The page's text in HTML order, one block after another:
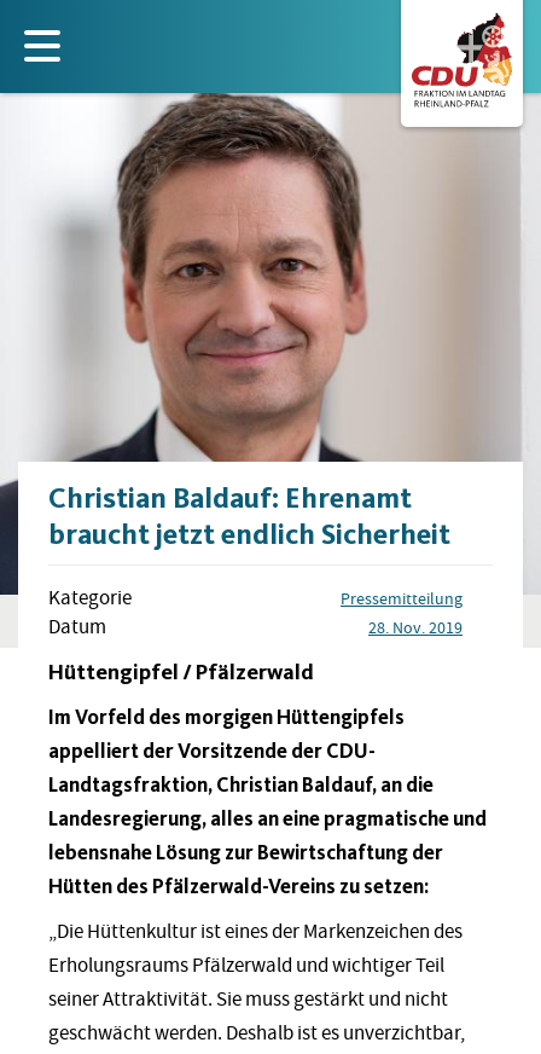
zum
Inhalt
Christian Baldauf: Ehrenamt
braucht jetzt endlich Sicherheit
Kategorie Pressemitteilung
Datum 28. Nov. 2019
Hüttengipfel / Pfälzerwald
Im Vorfeld des morgigen Hüttengipfels
appelliert der Vorsitzende der CDU-
Landtagsfraktion, Christian Baldauf, an die
Landesregierung, alles an eine pragmatische und
lebensnahe Lösung zur Bewirtschaftung der
Hütten des Pfälzerwald-Vereins zu setzen:
„Die Hüttenkultur ist eines der Markenzeichen des
Erholungsraums Pfälzerwald und wichtiger Teil
seiner Attraktivität. Sie muss gestärkt und nicht
geschwächt werden. Deshalb ist es unverzichtbar,